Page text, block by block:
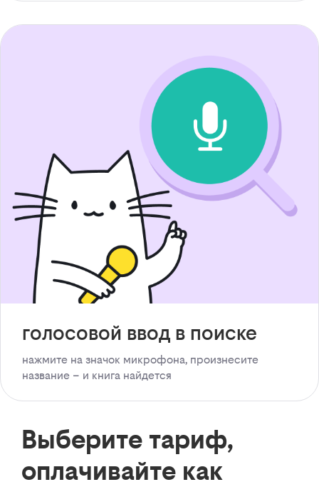
голосовой ввод в поиске
нажмите на значок микрофона, произнесите
название – и книга найдется
Выберите тариф,
оплачивайте как